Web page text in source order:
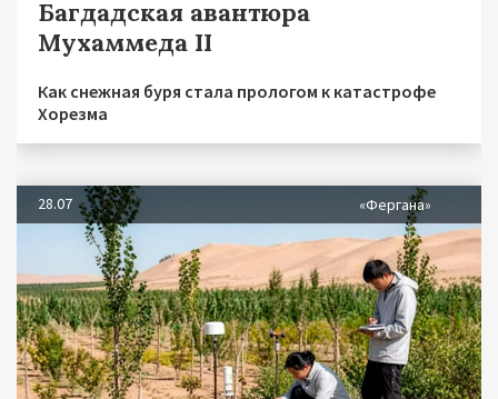
Багдадская авантюра
Мухаммеда II
Как снежная буря стала прологом к катастрофе
Хорезма
28.07 «Фергана»